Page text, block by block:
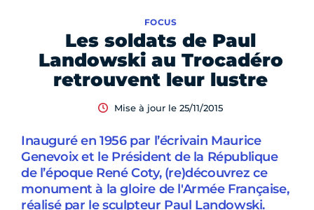
Les soldats de Paul
Landowski au Trocadéro
retrouvent leur lustre
FOCUS
Mise à jour le 25/11/2015
Inauguré en 1956 par l’écrivain Maurice
Genevoix et le Président de la République
de l’époque René Coty, (re)découvrez ce
monument à la gloire de l'Armée Française,
réalisé par le sculpteur Paul Landowski.